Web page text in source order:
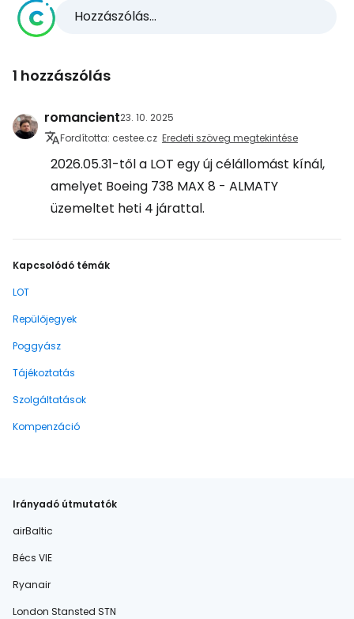
Hozzászólás...
1 hozzászólás
romancient23. 10. 2025
Fordította: cestee.cz Eredeti szöveg megtekintése
2026.05.31-től a LOT egy új célállomást kínál,
amelyet Boeing 738 MAX 8 - ALMATY
üzemeltet heti 4 járattal.
Kapcsolódó témák
LOT
Repülőjegyek
Poggyász
Tájékoztatás
Szolgáltatások
Kompenzáció
Irányadó útmutatók
airBaltic
Bécs VIE
Ryanair
London Stansted STN